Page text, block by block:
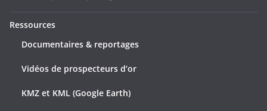
Ressources
Documentaires & reportages
Vidéos de prospecteurs d’or
KMZ et KML (Google Earth)